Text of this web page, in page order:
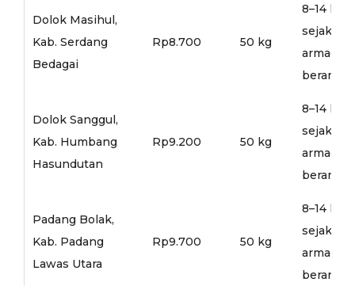
Dolok Masihul,
Kab. Serdang
Bedagai
Rp8.700 50 kg
8–14 hari
sejak
armada
Dolok Sanggul,
Kab. Humbang
Hasundutan
Rp9.200 50 kg
8–14 hari
sejak
armada
Padang Bolak,
Kab. Padang
Lawas Utara
Rp9.700 50 kg
8–14 hari
sejak
armada